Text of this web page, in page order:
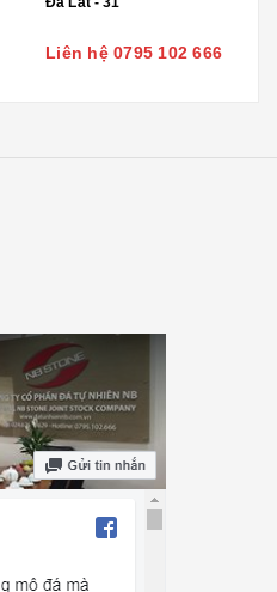
Liên hệ 0795 102 666